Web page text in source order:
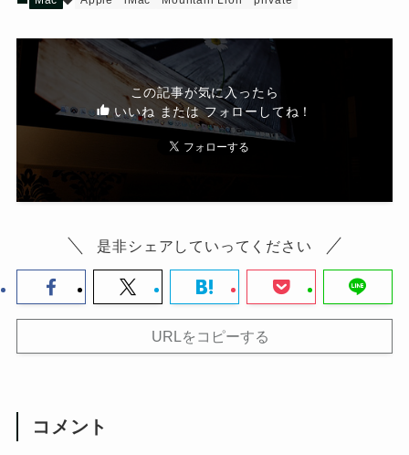
この記事が気に入ったら
いいね または フォローしてね！
是非シェアしていってください
URLをコピーする
コメント